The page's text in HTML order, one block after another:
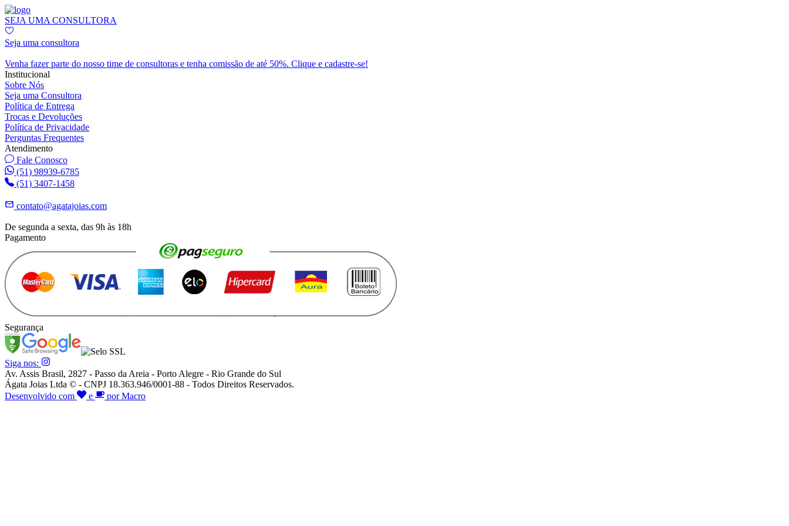
SEJA UMA CONSULTORA
Seja uma consultora
Venha fazer parte do nosso time de consultoras e tenha comissão de até 50%. Clique e cadastre-se!
Institucional
Sobre Nós
Seja uma Consultora
Política de Entrega
Trocas e Devoluções
Política de Privacidade
Perguntas Frequentes
Atendimento
Fale Conosco
(51) 98939-6785
(51) 3407-1458
contato@agatajoias.com
De segunda a sexta, das 9h às 18h
Pagamento
Segurança
Siga nos:
Av. Assis Brasil, 2827 - Passo da Areia - Porto Alegre - Rio Grande do Sul
Ágata Joias Ltda © - CNPJ 18.363.946/0001-88 - Todos Direitos Reservados.
Desenvolvido com
e por Macro